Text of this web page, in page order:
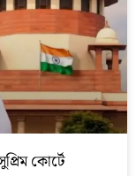
কোর্টে